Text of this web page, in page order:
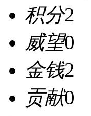
积分2
威望0
金钱2
贡献0